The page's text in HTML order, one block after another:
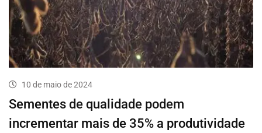
10 de maio de 2024
Sementes de qualidade podem
incrementar mais de 35% a produtividade